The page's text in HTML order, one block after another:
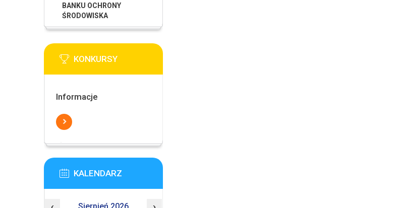
BANKU OCHRONY
ŚRODOWISKA
KONKURSY
Informacje
KALENDARZ